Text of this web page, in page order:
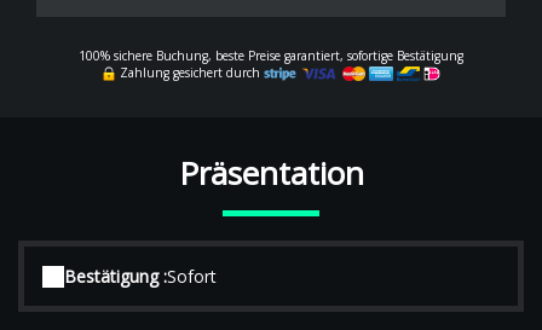
100% sichere Buchung, beste Preise garantiert, sofortige Bestätigung
Zahlung gesichert durch
Präsentation
Bestätigung :Sofort